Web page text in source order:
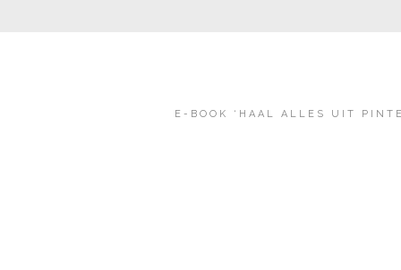
E-BOOK ‘HAAL ALLES UIT